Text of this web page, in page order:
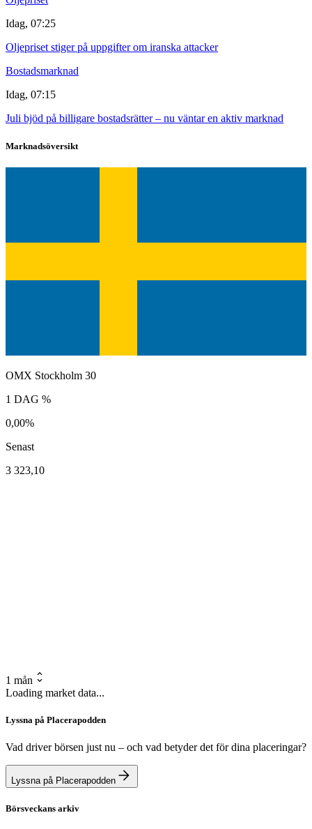
Idag, 07:25
Oljepriset stiger på uppgifter om iranska attacker
Bostadsmarknad
Idag, 07:15
Juli bjöd på billigare bostadsrätter – nu väntar en aktiv marknad
Marknadsöversikt
OMX Stockholm 30
1 DAG %
0,00%
Senast
3 323,10
1 mån
Loading market data...
Lyssna på Placerapodden
Vad driver börsen just nu – och vad betyder det för dina placeringar?
Lyssna på Placerapodden
Börsveckans arkiv